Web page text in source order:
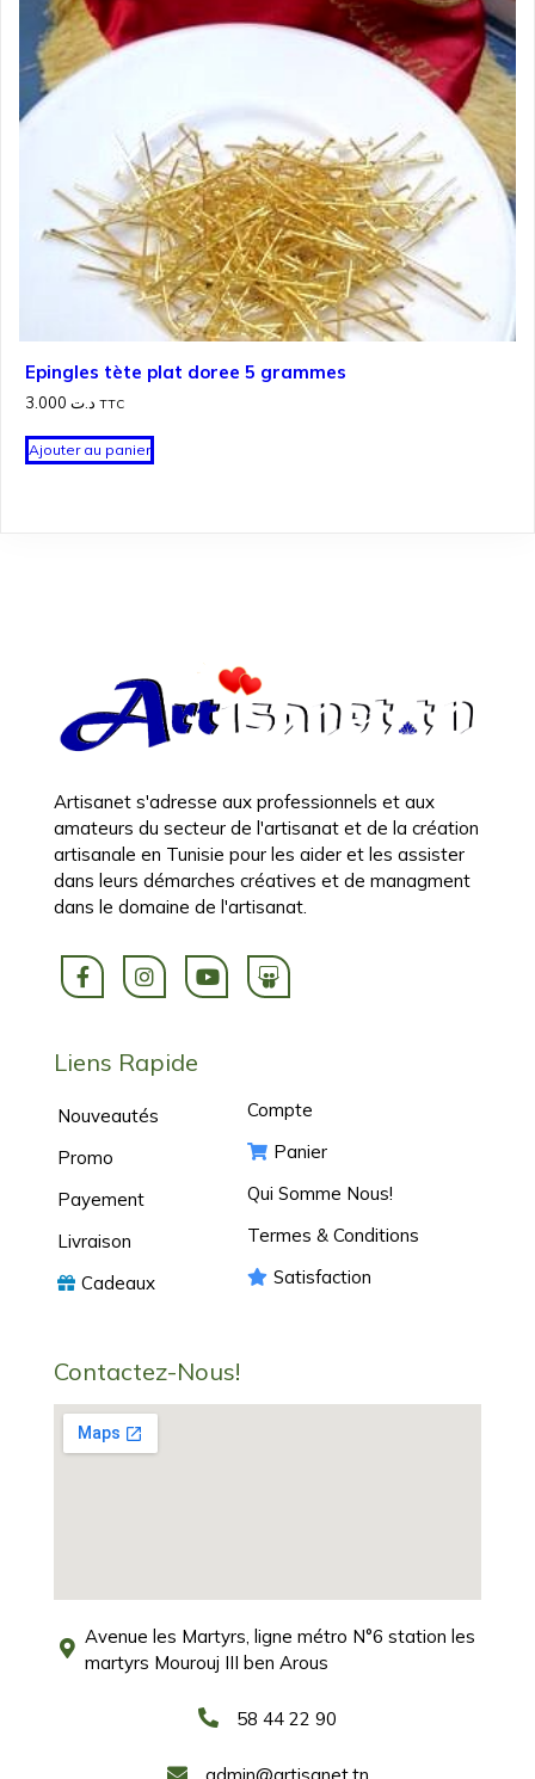
Epingles tète plat doree 5 grammes
د.ت TTC
Ajouter au panier
Artisanet s'adresse aux professionnels et aux
amateurs du secteur de l'artisanat et de la création
artisanale en Tunisie pour les aider et les assister
dans leurs démarches créatives et de managment
dans le domaine de l'artisanat.
Liens Rapide
Nouveautés
Promo
Payement
Livraison
Cadeaux
Compte
Panier
Qui Somme Nous!
Termes & Conditions
Satisfaction
Contactez-Nous!
Avenue les Martyrs, ligne métro N°6 station les
martyrs Mourouj III ben Arous
58 44 22 90